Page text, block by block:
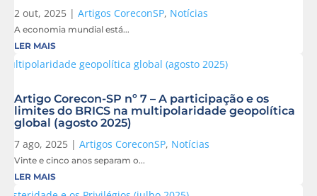
2 out, 2025 | Artigos CoreconSP, Notícias
A economia mundial está...
LER MAIS
Artigo Corecon-SP nº 7 – A participação e os
limites do BRICS na multipolaridade geopolítica
global (agosto 2025)
7 ago, 2025 | Artigos CoreconSP, Notícias
Vinte e cinco anos separam o...
LER MAIS